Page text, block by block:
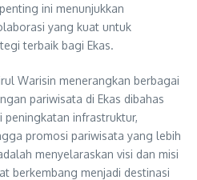
ini menunjukkan
yang kuat untuk
terbaik bagi Ekas.
Warisin menerangkan berbagai
pariwisata di Ekas dibahas
peningkatan infrastruktur,
promosi pariwisata yang lebih
menyelaraskan visi dan misi
berkembang menjadi destinasi